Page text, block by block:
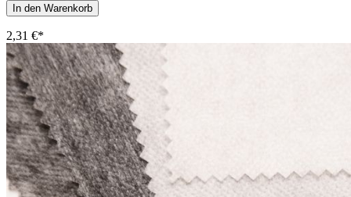
In den Warenkorb
2,31 €*